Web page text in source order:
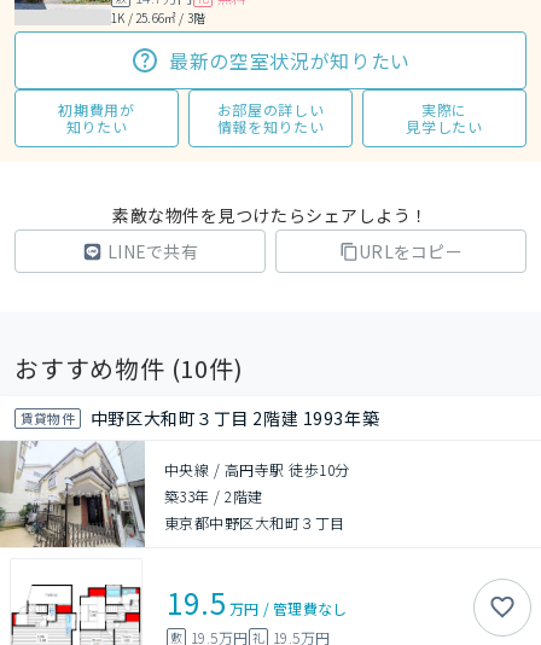
1K / 25.66㎡ / 3階
最新の空室状況が知りたい
初期費用が
知りたい
お部屋の詳しい
情報を知りたい
実際に
見学したい
素敵な物件を見つけたらシェアしよう！
LINEで共有
URLをコピー
おすすめ物件 (10件)
賃貸物件 中野区大和町３丁目 2階建 1993年築
中央線 / 高円寺駅 徒歩10分
築33年 /2階建
東京都中野区大和町３丁目
19.5 万円 /管理費なし
敷 19.5万円 礼 19.5万円